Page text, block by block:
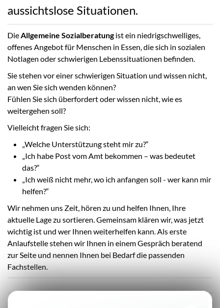
aussichtslose Situationen.
DieAllgemeine Sozialberatungist ein niedrigschwelliges,
offenes Angebot für Menschen in Essen, die sich in sozialen
Notlagen oder schwierigen Lebenssituationen befinden.
Sie stehen vor einer schwierigen Situation und wissen nicht,
an wen Sie sich wenden können?
Fühlen Sie sich überfordert oder wissen nicht, wie es
weitergehen soll?
Vielleicht fragen Sie sich:
„Welche Unterstützung steht mir zu?“
„Ich habe Post vom Amt bekommen – was bedeutet
das?“
„Ich weiß nicht mehr, wo ich anfangen soll - wer kann mir
helfen?“
Wir nehmen uns Zeit, hören zu und helfen Ihnen, Ihre
aktuelle Lage zu sortieren. Gemeinsam klären wir, was jetzt
wichtig ist und wer Ihnen weiterhelfen kann. Als erste
Anlaufstelle stehen wir Ihnen in einem Gespräch beratend
zur Seite und nennen Ihnen bei Bedarf die passenden
Fachstellen.